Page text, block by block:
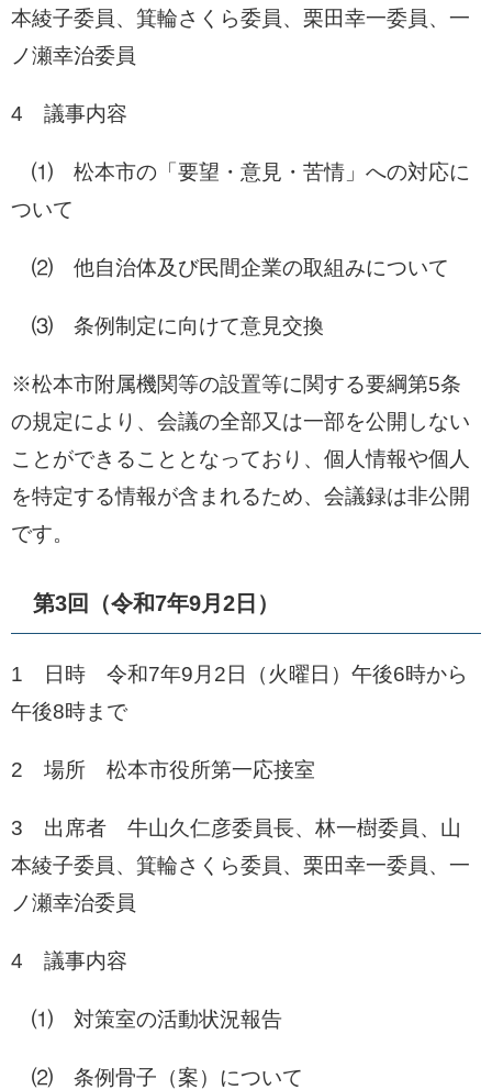
本綾子委員、箕輪さくら委員、栗田幸一委員、一
ノ瀬幸治委員
4 議事内容
⑴ 松本市の「要望・意見・苦情」への対応に
ついて
⑵ 他自治体及び民間企業の取組みについて
⑶ 条例制定に向けて意見交換
※松本市附属機関等の設置等に関する要綱第5条
の規定により、会議の全部又は一部を公開しない
ことができることとなっており、個人情報や個人
を特定する情報が含まれるため、会議録は非公開
です。
第3回（令和7年9月2日）
1 日時 令和7年9月2日（火曜日）午後6時から
午後8時まで
2 場所 松本市役所第一応接室
3 出席者 牛山久仁彦委員長、林一樹委員、山
本綾子委員、箕輪さくら委員、栗田幸一委員、一
ノ瀬幸治委員
4 議事内容
⑴ 対策室の活動状況報告
⑵ 条例骨子（案）について